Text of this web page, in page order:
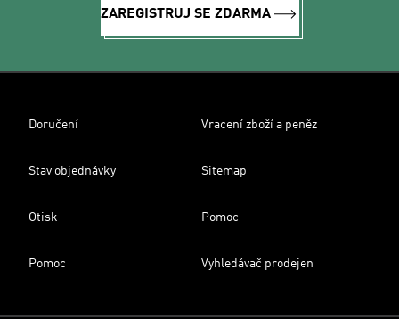
ZAREGISTRUJ SE ZDARMA
Doručení Vracení zboží a peněz
Stav objednávky Sitemap
Otisk Pomoc
Pomoc Vyhledávač prodejen